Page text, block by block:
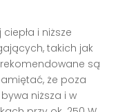
i niższe
takich jak
są
że poza
niższa i w